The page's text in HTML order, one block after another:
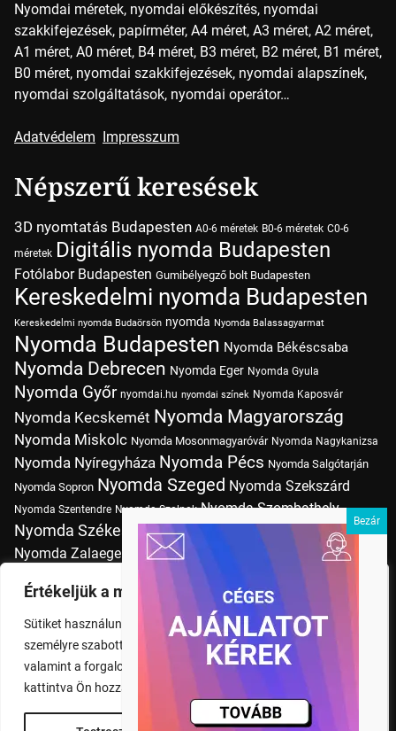
Értékeljük a magánéletét
Sütiket használunk a böngészési élmény fokozására,
személyre szabott hirdetések vagy tartalmak megjelenítésére,
valamint a forgalom elemzésére. A "Mindent elfogad" gombra
kattintva Ön hozzájárul a cookie-k használatához.
Nyomdai méretek, nyomdai előkészítés, nyomdai
szakkifejezések, papírméter, A4 méret, A3 méret, A2 méret,
A1 méret, A0 méret, B4 méret, B3 méret, B2 méret, B1 méret,
B0 méret, nyomdai szakkifejezések, nyomdai alapszínek,
nyomdai szolgáltatások, nyomdai operátor…
Adatvédelem Impresszum
Népszerű keresések
3D nyomtatás Budapesten A0-6 méretek B0-6 méretek C0-6
méretek Digitális nyomda Budapesten
Fotólabor Budapesten Gumibélyegző bolt Budapesten
Kereskedelmi nyomda Budapesten
Kereskedelmi nyomda Budaörsön nyomda Nyomda Balassagyarmat
Nyomda Budapesten Nyomda Békéscsaba
Nyomda Debrecen Nyomda Eger Nyomda Gyula
Nyomda Győr nyomdai.hu nyomdai színek Nyomda Kaposvár
Nyomda Kecskemét Nyomda Magyarország
Nyomda Miskolc Nyomda Mosonmagyaróvár Nyomda Nagykanizsa
Nyomda Nyíregyháza Nyomda Pécs Nyomda Salgótarján
Nyomda Sopron Nyomda Szeged Nyomda Szekszárd
Nyomda Szentendre Nyomda Szolnok Nyomda Szombathely
Nyomda Székesfehérvár Nyomda Tatabánya Nyomda Vác
Nyomda Zalaegerszeg Nyomda Érd nyomtatás
Nyomtatás Budapesten
Pólónyomtatás Budapesten Szitanyomda Budapesten
Tudásbázis